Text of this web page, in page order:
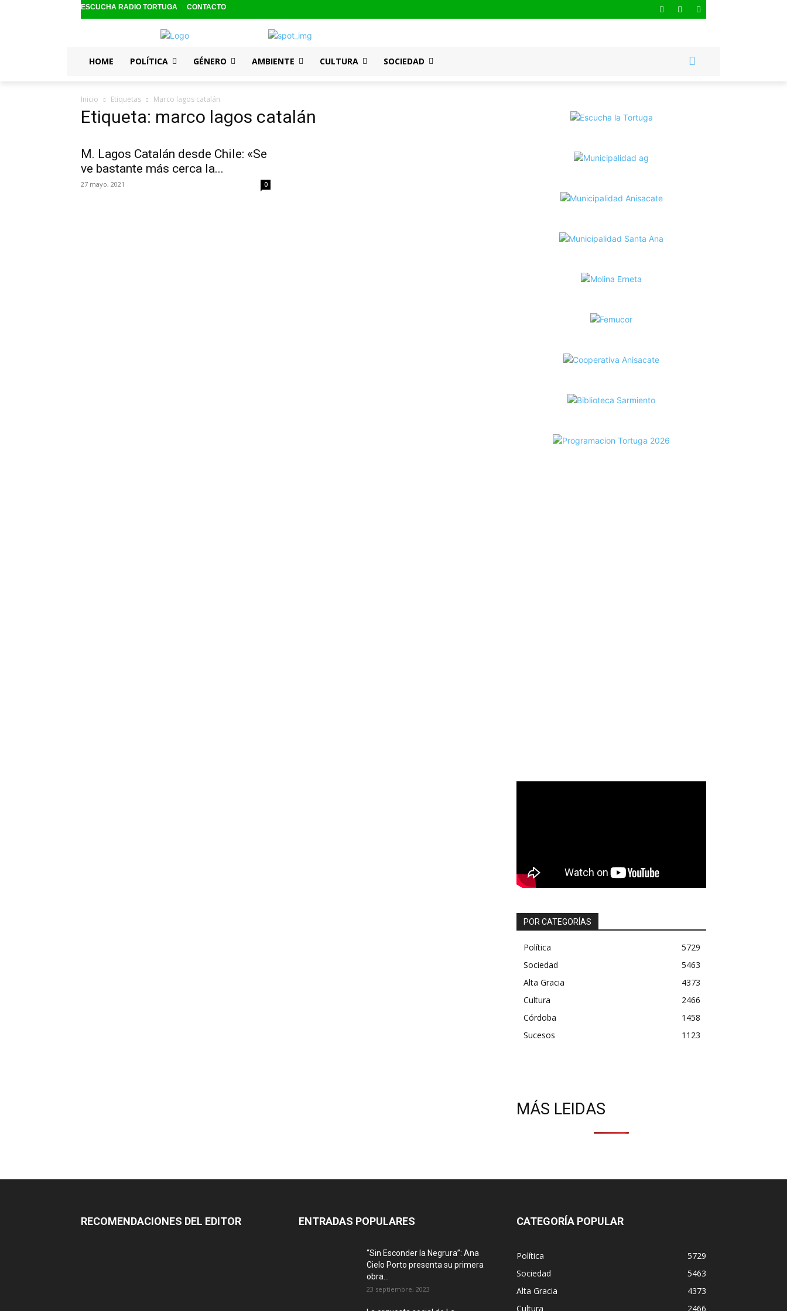
ESCUCHA RADIO TORTUGA CONTACTO
HOME POLÍTICA GÉNERO AMBIENTE CULTURA SOCIEDAD
Inicio Etiquetas Marco lagos catalán
Etiqueta: marco lagos catalán
M. Lagos Catalán desde Chile: «Se
ve bastante más cerca la...
27 mayo, 2021 0
POR CATEGORÍAS
Política
5729
Sociedad
5463
Alta Gracia
4373
Cultura
2466
Córdoba
1458
Sucesos
1123
MÁS LEIDAS
RECOMENDACIONES DEL EDITOR ENTRADAS POPULARES
“Sin Esconder la Negrura”: Ana
Cielo Porto presenta su primera
obra...
23 septiembre, 2023
CATEGORÍA POPULAR
Política
5729
Sociedad
5463
Alta Gracia
4373
Cultura
2466